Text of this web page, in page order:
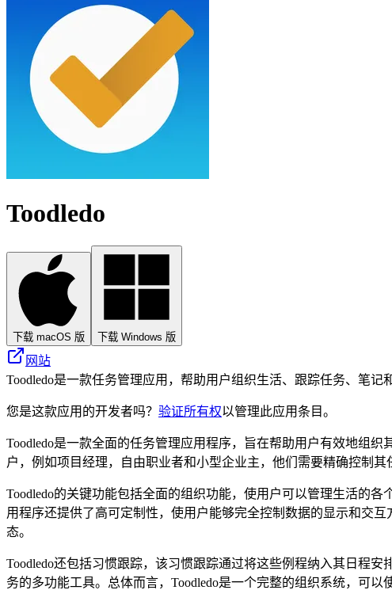
Toodledo
下载 macOS 版 下载 Windows 版
网站
Toodledo是一款任务管理应用，帮助用户组织生活、跟踪任务、笔记
您是这款应用的开发者吗？ 验证所有权以管理此应用条目。
Toodledo是一款全面的任务管理应用程序，旨在帮助用户有效地组
户，例如项目经理，自由职业者和小型企业主，他们需要精确控制其
Toodledo的关键功能包括全面的组织功能，使用户可以管理生活的
用程序还提供了高可定制性，使用户能够完全控制数据的显示和交
态。
Toodledo还包括习惯跟踪，该习惯跟踪通过将这些例程纳入其日程
务的多功能工具。总体而言，Toodledo是一个完整的组织系统，可以